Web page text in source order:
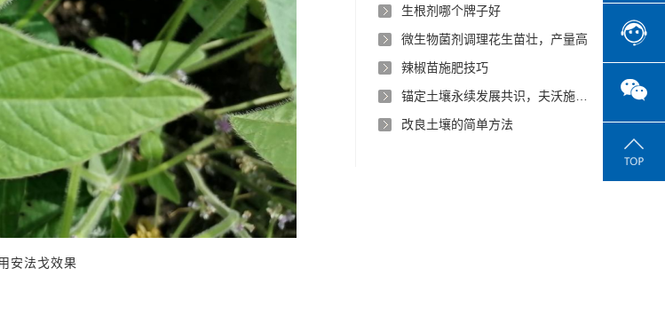
安法戈效果
生根剂哪个牌子好
微生物菌剂调理花生苗壮，产量高
辣椒苗施肥技巧
改良土壤的简单方法